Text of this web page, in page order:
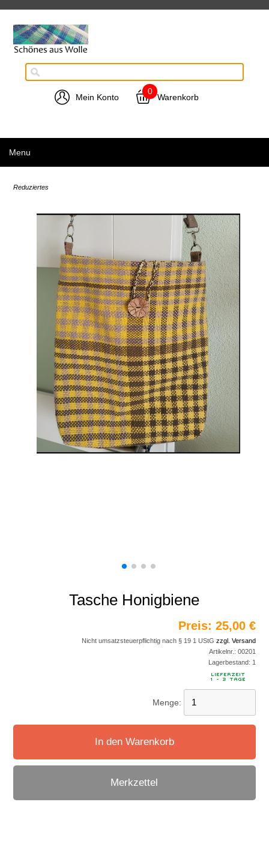
Mein Konto
0
Warenkorb
Menu
Reduziertes
Tasche Honigbiene
Preis: 25,00 €
Nicht umsatzsteuerpflichtig nach § 19 1 UStG zzgl. Versand
Artikelnr.: 00201
Lagerbestand: 1
Menge:
In den Warenkorb
Merkzettel